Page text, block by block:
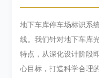
地下车库停车场标识系
线。我们针对地下车库
特点，从深化设计阶段
心目标，打造科学合理